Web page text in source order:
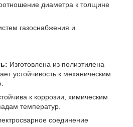
диаметра к толщине
газоснабжения и
Изготовлена из полиэтилена
устойчивость к механическим
к коррозии, химическим
температур.
соединение